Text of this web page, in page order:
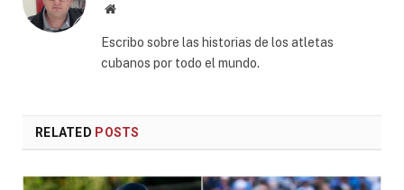
Website
Escribo sobre las historias de los atletas
cubanos por todo el mundo.
RELATED POSTS